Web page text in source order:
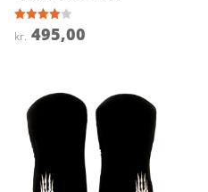
Vurderet
4
kr. 495,00